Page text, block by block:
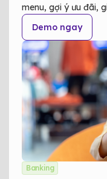
menu, gợi ý ưu đãi,
khách hàng và tối ưu
Demo ngay
Banking